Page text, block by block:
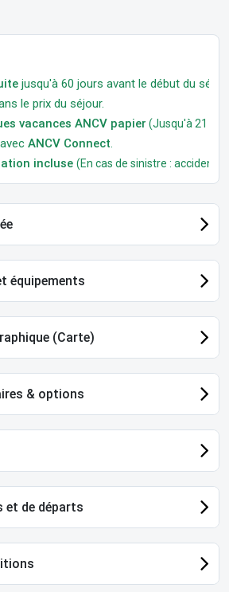
jusqu'à 60 jours avant le début du
le prix du séjour.
vacances ANCV papier (Jusqu'à 21
ANCV Connect.
incluse (En cas de sinistre : accident,
équipements
(Carte)
& options
et de départs